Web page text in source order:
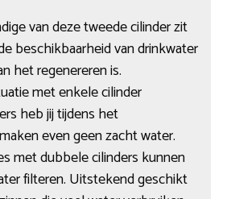
van deze tweede cilinder zit
beschikbaarheid van drinkwater
het regenereren is.
met enkele cilinder
heb jij tijdens het
even geen zacht water.
met dubbele cilinders kunnen
filteren. Uitstekend geschikt